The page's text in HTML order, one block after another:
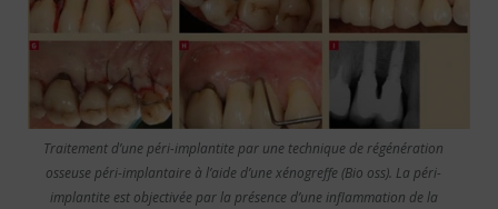
Traitement d’une péri-implantite par une technique de régénération
osseuse péri-implantaire à l’aide d’une xénogreffe (Bio oss). La péri-
implantite est objectivée par la présence d’une inflammation de la